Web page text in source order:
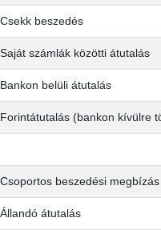
Csekk beszedés
Saját számlák közötti átutalás
Bankon belüli átutalás
Forintátutalás (bankon kívülre
Csoportos beszedési megbízás
Állandó átutalás